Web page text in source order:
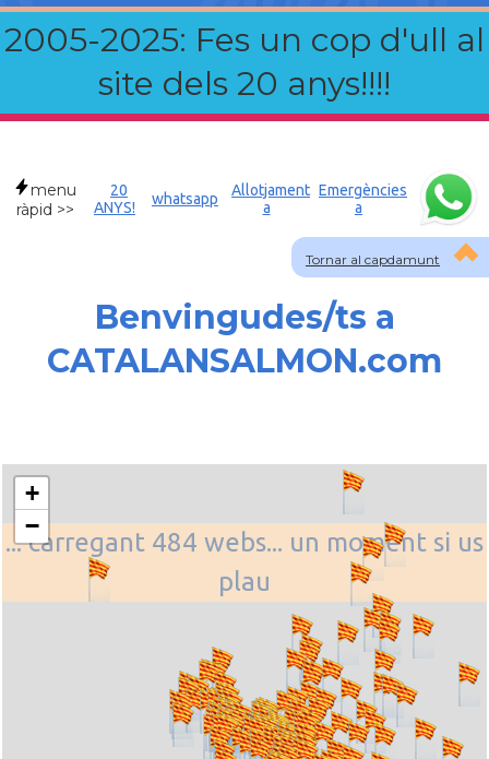
2005-2025: Fes un cop d'ull al
site dels 20 anys!!!!
Tornar al capdamunt
menu
ràpid >>
20
ANYS!
whatsapp
Allotjament
a
Emergències
a
Benvingudes/ts a
CATALANSALMON.com
... carregant 484 webs... un moment si us
plau
+
−